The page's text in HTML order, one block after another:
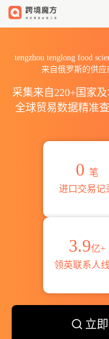
tengzhou tenglong food
来自俄罗斯的供
采集来自220+国家
全球贸易数据精准
0 笔
进口交易记
3.9亿+
领英联系人
立